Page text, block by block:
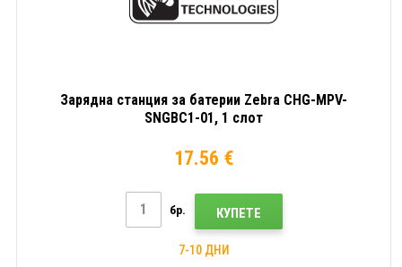
Зарядна станция за батерии Zebra CHG-MPV-
SNGBC1-01, 1 слот
17.56 €
бр. КУПЕТЕ
7-10 ДНИ